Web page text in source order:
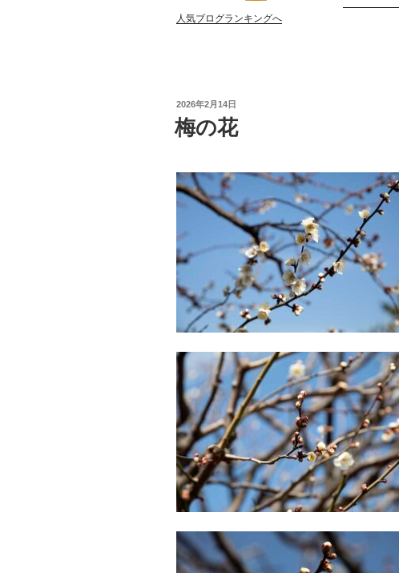
人気ブログランキングへ
投
稿
日:
2026年2月14日
梅の花